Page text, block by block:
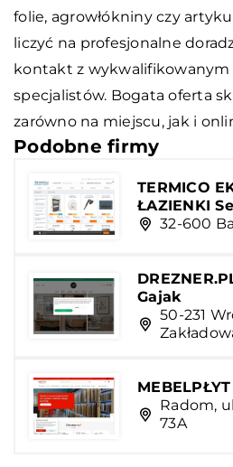
folie, agrowłókniny czy
liczyć na profesjonalne
kontakt z wykwalifikowanym
specjalistów. Bogata oferta
zarówno na miejscu, jak i
Podobne firmy
TERMICO
ŁAZIENKI
32-600
Gajak
50-231
Radom,
73A